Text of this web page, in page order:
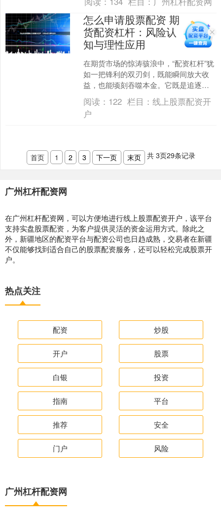
杆平台，并详细分析其中风....
怎么申请股票配资 期
货配资杠杆：风险认
知与理性应用
在期货市场的惊涛骇浪中，“配资杠杆”犹
如一把锋利的双刃剑，既能瞬间放大收
益，也能顷刻吞噬本金。它既是追逐财
富的加速器，也是悬于头顶的达摩克利
斯之剑。对于每一位市....
阅读： 122 栏目：线上股票配资开
户
首页 1 2 3 下一页 末页 共 3页29条记录
广州杠杆配资网
在广州杠杆配资网，可以方便地进行线上股票配资开户，该平台
支持实盘股票配资，为客户提供灵活的资金运用方式。除此之
外，新疆地区的配资平台与配资公司也日趋成熟，交易者在新疆
不仅能够找到适合自己的股票配资服务，还可以轻松完成股票开
户。
热点关注
配资 炒股
开户 股票
白银 投资
指南 平台
推荐 安全
门户 风险
广州杠杆配资网